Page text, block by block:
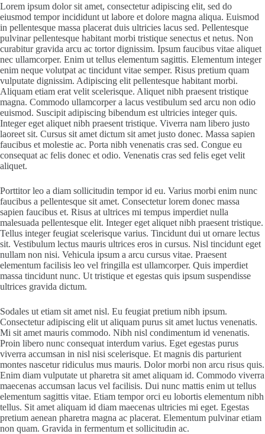
Lorem ipsum dolor sit amet, consectetur adipiscing elit, sed do
eiusmod tempor incididunt ut labore et dolore magna aliqua. Euismod
in pellentesque massa placerat duis ultricies lacus sed. Pellentesque
pulvinar pellentesque habitant morbi tristique senectus et netus. Non
curabitur gravida arcu ac tortor dignissim. Ipsum faucibus vitae aliquet
nec ullamcorper. Enim ut tellus elementum sagittis. Elementum integer
enim neque volutpat ac tincidunt vitae semper. Risus pretium quam
vulputate dignissim. Adipiscing elit pellentesque habitant morbi.
Aliquam etiam erat velit scelerisque. Aliquet nibh praesent tristique
magna. Commodo ullamcorper a lacus vestibulum sed arcu non odio
euismod. Suscipit adipiscing bibendum est ultricies integer quis.
Integer eget aliquet nibh praesent tristique. Viverra nam libero justo
laoreet sit. Cursus sit amet dictum sit amet justo donec. Massa sapien
faucibus et molestie ac. Porta nibh venenatis cras sed. Congue eu
consequat ac felis donec et odio. Venenatis cras sed felis eget velit
aliquet.
Porttitor leo a diam sollicitudin tempor id eu. Varius morbi enim nunc
faucibus a pellentesque sit amet. Consectetur lorem donec massa
sapien faucibus et. Risus at ultrices mi tempus imperdiet nulla
malesuada pellentesque elit. Integer eget aliquet nibh praesent tristique.
Tellus integer feugiat scelerisque varius. Tincidunt dui ut ornare lectus
sit. Vestibulum lectus mauris ultrices eros in cursus. Nisl tincidunt eget
nullam non nisi. Vehicula ipsum a arcu cursus vitae. Praesent
elementum facilisis leo vel fringilla est ullamcorper. Quis imperdiet
massa tincidunt nunc. Ut tristique et egestas quis ipsum suspendisse
ultrices gravida dictum.
Sodales ut etiam sit amet nisl. Eu feugiat pretium nibh ipsum.
Consectetur adipiscing elit ut aliquam purus sit amet luctus venenatis.
Mi sit amet mauris commodo. Nibh nisl condimentum id venenatis.
Proin libero nunc consequat interdum varius. Eget egestas purus
viverra accumsan in nisl nisi scelerisque. Et magnis dis parturient
montes nascetur ridiculus mus mauris. Dolor morbi non arcu risus quis.
Enim diam vulputate ut pharetra sit amet aliquam id. Commodo viverra
maecenas accumsan lacus vel facilisis. Dui nunc mattis enim ut tellus
elementum sagittis vitae. Etiam tempor orci eu lobortis elementum nibh
tellus. Sit amet aliquam id diam maecenas ultricies mi eget. Egestas
pretium aenean pharetra magna ac placerat. Elementum pulvinar etiam
non quam. Gravida in fermentum et sollicitudin ac.